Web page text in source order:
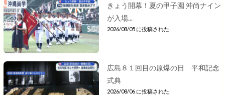
きょう開幕！夏の甲子園 沖尚ナイン
が入場...
2026/08/05 に投稿された
広島８１回目の原爆の日 平和記念
式典
2026/08/06 に投稿された